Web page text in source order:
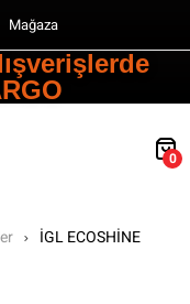
Mağaza
0
İGL ECOSHİNE